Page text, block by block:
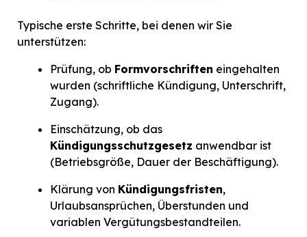
Typische erste Schritte, bei denen wir Sie
unterstützen:
Prüfung, ob Formvorschriften eingehalten
wurden (schriftliche Kündigung, Unterschrift,
Zugang).
Einschätzung, ob das
Kündigungsschutzgesetz anwendbar ist
(Betriebsgröße, Dauer der Beschäftigung).
Klärung von Kündigungsfristen,
Urlaubsansprüchen, Überstunden und
variablen Vergütungsbestandteilen.